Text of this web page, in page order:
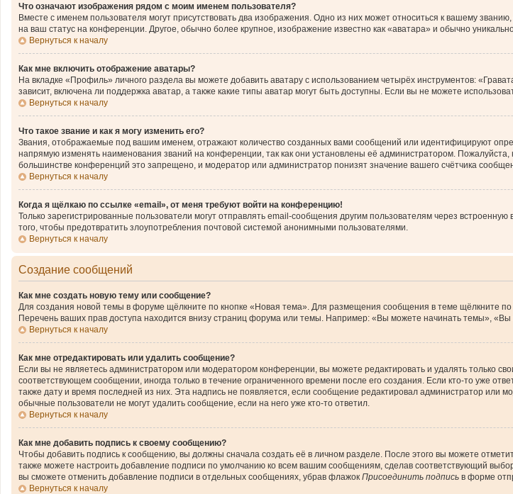
Что означают изображения рядом с моим именем пользователя?
Вместе с именем пользователя могут присутствовать два изображения. Одно из них может относиться к вашему
на ваш статус на конференции. Другое, обычно более крупное, изображение известно как «аватара» и обычно
Вернуться к началу
Как мне включить отображение аватары?
На вкладке «Профиль» личного раздела вы можете добавить аватару с использованием четырёх инструментов:
зависит, включена ли поддержка аватар, а также какие типы аватар могут быть доступны. Если вы не можете
Вернуться к началу
Что такое звание и как я могу изменить его?
Звания, отображаемые под вашим именем, отражают количество созданных вами сообщений или идентифицируют
напрямую изменять наименования званий на конференции, так как они установлены её администратором.
большинстве конференций это запрещено, и модератор или администратор понизят значение вашего счётчика
Вернуться к началу
Когда я щёлкаю по ссылке «email», от меня требуют войти на конференцию!
Только зарегистрированные пользователи могут отправлять email-сообщения другим пользователям через
того, чтобы предотвратить злоупотребления почтовой системой анонимными пользователями.
Вернуться к началу
Создание сообщений
Как мне создать новую тему или сообщение?
Для создания новой темы в форуме щёлкните по кнопке «Новая тема». Для размещения сообщения в теме щёлкните
Перечень ваших прав доступа находится внизу страниц форума или темы. Например: «Вы можете начинать темы», «Вы
Вернуться к началу
Как мне отредактировать или удалить сообщение?
Если вы не являетесь администратором или модератором конференции, вы можете редактировать и удалять только
соответствующем сообщении, иногда только в течение ограниченного времени после его создания. Если кто-то уже
также дату и время последней из них. Эта надпись не появляется, если сообщение редактировал администратор или
обычные пользователи не могут удалить сообщение, если на него уже кто-то ответил.
Вернуться к началу
Как мне добавить подпись к своему сообщению?
Чтобы добавить подпись к сообщению, вы должны сначала создать её в личном разделе. После этого вы можете
также можете настроить добавление подписи по умолчанию ко всем вашим сообщениям, сделав соответствующий
вы сможете отменить добавление подписи в отдельных сообщениях, убрав флажок Присоединить подпись в форме
Вернуться к началу